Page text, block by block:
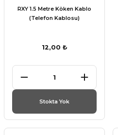
RXY 1.5 Metre Köken Kablo
(Telefon Kablosu)
12,00 ₺
Stokta Yok